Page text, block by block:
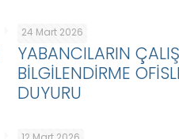
24 Mart 2026
YABANCILARIN
BİLGİLENDİRME
DUYURU